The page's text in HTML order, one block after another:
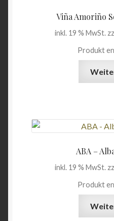
Viña Amoriño
inkl. 19 % MwSt.
Produkt
ABA –
inkl. 19 % MwSt.
Produkt